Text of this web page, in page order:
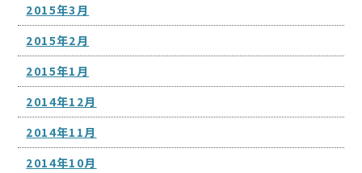
2015年3月
2015年2月
2015年1月
2014年12月
2014年11月
2014年10月